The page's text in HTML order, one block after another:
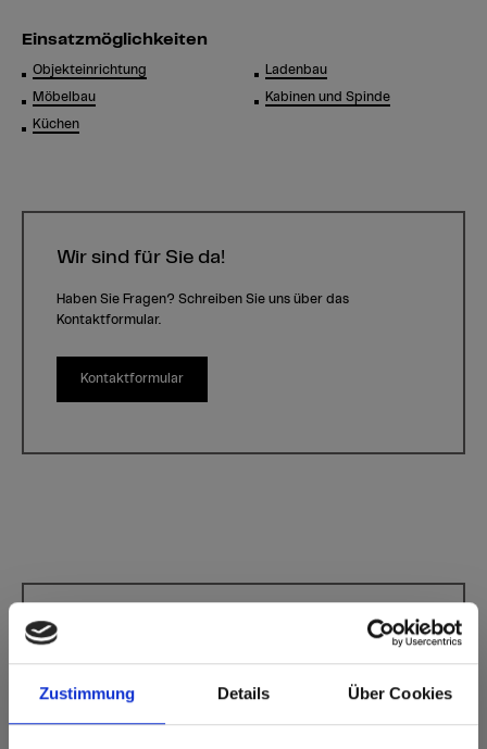
Zustimmung Details Über Cookies
Einsatzmöglichkeiten
Objekteinrichtung
Möbelbau
Küchen
Ladenbau
Kabinen und Spinde
Wir sind für Sie da!
Haben Sie Fragen? Schreiben Sie uns über das
Kontaktformular.
Kontaktformular
Feinhammerschlag